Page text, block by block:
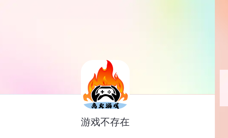
游戏不存在